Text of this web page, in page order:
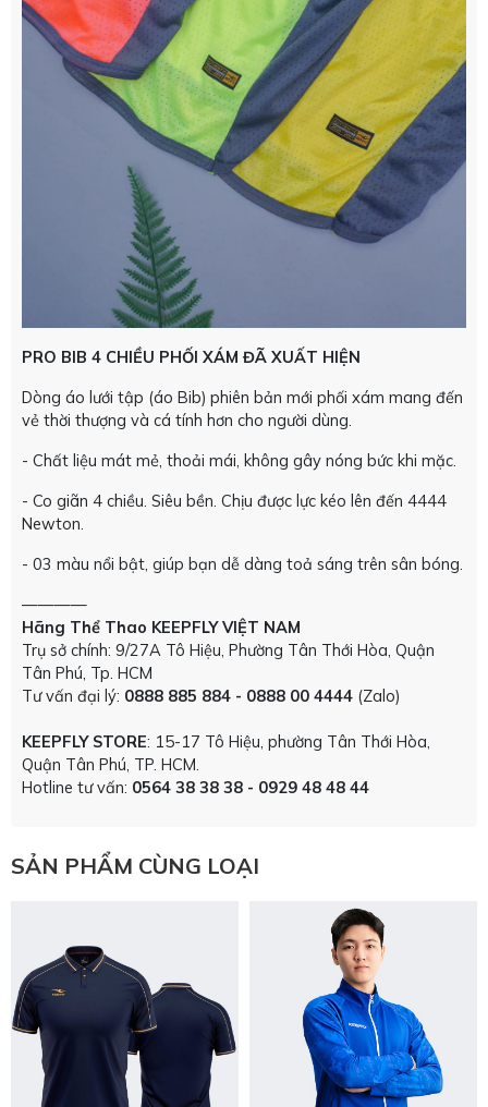
PRO BIB 4 CHIỀU PHỐI XÁM ĐÃ XUẤT HIỆN
Dòng áo lưới tập (áo Bib) phiên bản mới phối xám mang đến
vẻ thời thượng và cá tính hơn cho người dùng.
- Chất liệu mát mẻ, thoải mái, không gây nóng bức khi mặc.
- Co giãn 4 chiều. Siêu bền. Chịu được lực kéo lên đến 4444
Newton.
- 03 màu nổi bật, giúp bạn dễ dàng toả sáng trên sân bóng.
————
Hãng Thể Thao KEEPFLY VIỆT NAM
Trụ sở chính: 9/27A Tô Hiệu, Phường Tân Thới Hòa, Quận
Tân Phú, Tp. HCM
Tư vấn đại lý: 0888 885 884 - 0888 00 4444 (Zalo)
KEEPFLY STORE: 15-17 Tô Hiệu, phường Tân Thới Hòa,
Quận Tân Phú, TP. HCM.
Hotline tư vấn: 0564 38 38 38 - 0929 48 48 44
SẢN PHẨM CÙNG LOẠI